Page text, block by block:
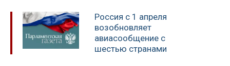
Россия с 1 апреля
возобновляет
авиасообщение с
шестью странами